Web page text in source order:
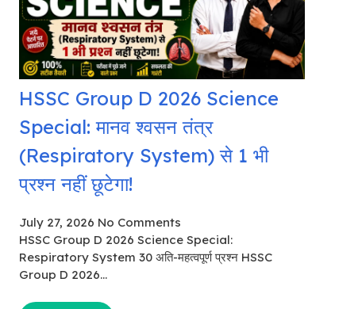
HSSC Group D 2026 Science
Special: मानव श्वसन तंत्र
(Respiratory System) से 1 भी
प्रश्न नहीं छूटेगा!
July 27, 2026 No Comments
HSSC Group D 2026 Science Special:
Respiratory System 30 अति-महत्वपूर्ण प्रश्न HSSC
Group D 2026...